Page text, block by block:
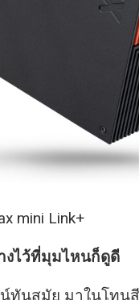
mini Link+
งไว้ที่มุมไหนก็ดูดี
ทันสมัย มาในโทน